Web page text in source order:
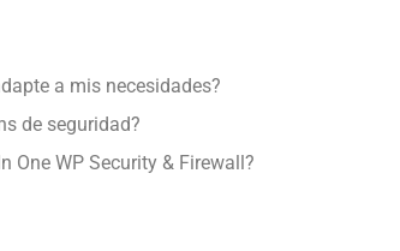
a mis necesidades?
de seguridad?
One WP Security & Firewall?